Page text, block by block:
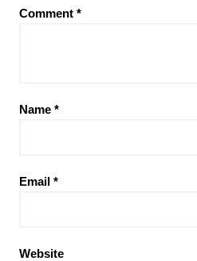
Comment *
Name *
Email *
Website